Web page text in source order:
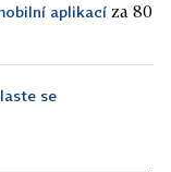
aplikací za 80
se